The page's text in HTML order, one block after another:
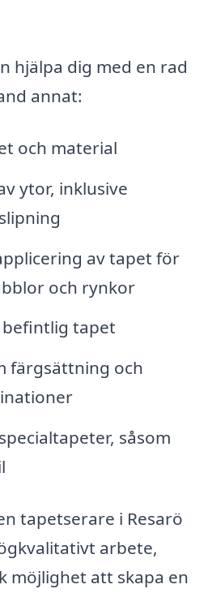
hjälpa dig med en rad
annat:
och material
ytor, inklusive
av tapet för
och rynkor
befintlig tapet
färgsättning och
såsom
tapetserare i Resarö
arbete,
möjlighet att skapa en